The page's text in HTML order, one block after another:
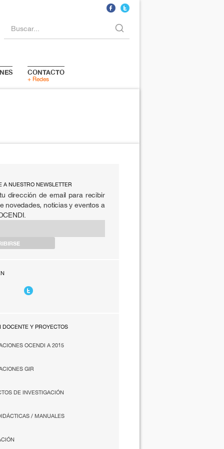
Buscar...
CONTACTO
+ Redes
A NUESTRO NEWSLETTER
dirección de email para recibir
novedades, noticias y eventos a
DOCENTE Y PROYECTOS
OCENDI A 2015
GIR
DE INVESTIGACIÓN
/ MANUALES